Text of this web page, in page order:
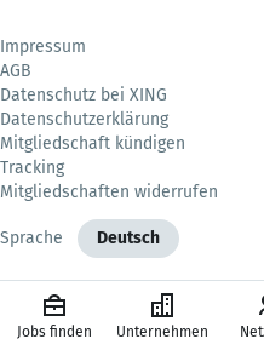
Impressum
AGB
Datenschutz bei XING
Datenschutzerklärung
Mitgliedschaft kündigen
Tracking
Mitgliedschaften widerrufen
Sprache Deutsch
Jobs finden Unternehmen